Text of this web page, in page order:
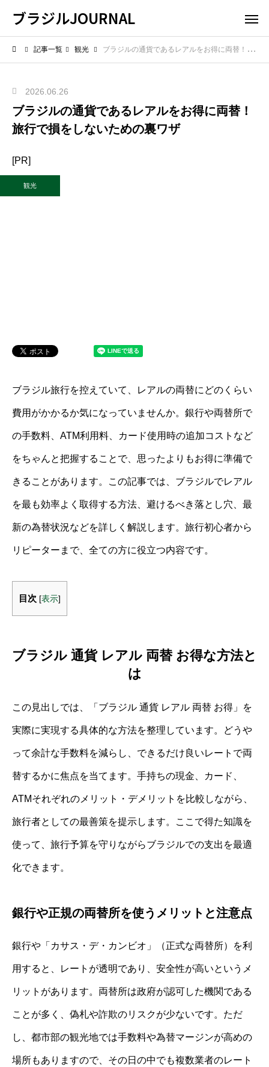
ブラジルJOURNAL
記事一覧 観光 ブラジルの通貨であるレアルをお得に両替！旅行で損をしないための裏ワザ
2026.06.26
ブラジルの通貨であるレアルをお得に両替！
旅行で損をしないための裏ワザ
[PR]
観光
ブラジル旅行を控えていて、レアルの両替にどのくらい
費用がかかるか気になっていませんか。銀行や両替所で
の手数料、ATM利用料、カード使用時の追加コストなど
をちゃんと把握することで、思ったよりもお得に準備で
きることがあります。この記事では、ブラジルでレアル
を最も効率よく取得する方法、避けるべき落とし穴、最
新の為替状況などを詳しく解説します。旅行初心者から
リピーターまで、全ての方に役立つ内容です。
目次 [表示]
ブラジル 通貨 レアル 両替 お得な方法と
は
この見出しでは、「ブラジル 通貨 レアル 両替 お得」を
実際に実現する具体的な方法を整理しています。どうや
って余計な手数料を減らし、できるだけ良いレートで両
替するかに焦点を当てます。手持ちの現金、カード、
ATMそれぞれのメリット・デメリットを比較しながら、
旅行者としての最善策を提示します。ここで得た知識を
使って、旅行予算を守りながらブラジルでの支出を最適
化できます。
銀行や正規の両替所を使うメリットと注意点
銀行や「カサス・デ・カンビオ」（正式な両替所）を利
用すると、レートが透明であり、安全性が高いというメ
リットがあります。両替所は政府が認可した機関である
ことが多く、偽札や詐欺のリスクが少ないです。ただ
し、都市部の観光地では手数料や為替マージンが高めの
場所もありますので、その日の中でも複数業者のレート